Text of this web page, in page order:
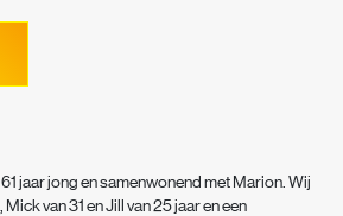
jaar jong en samenwonend met Marion. Wij
van 31 en Jill van 25 jaar en een